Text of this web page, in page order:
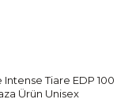
Tiare EDP 100
Ürün Unisex